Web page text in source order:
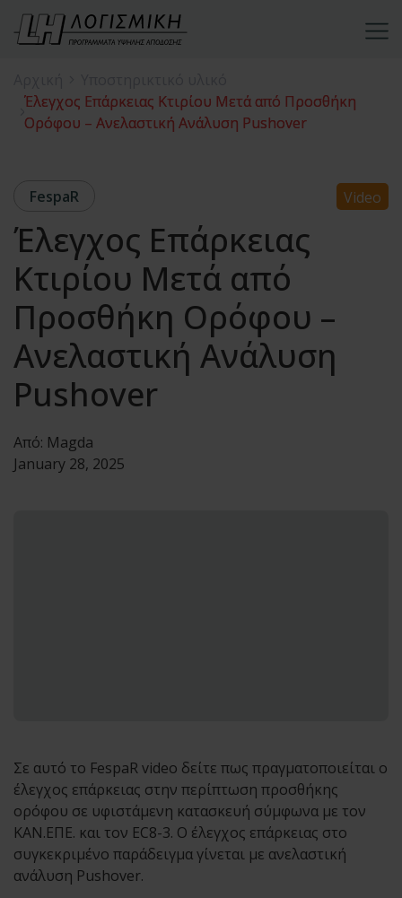
Έλεγχος Επάρκειας Κτιρίου Μετά από Προσθήκη
Ορόφου – Ανελαστική Ανάλυση Pushover
FespaR Video
Έλεγχος Επάρκειας
Κτιρίου Μετά από
Προσθήκη Ορόφου –
Ανελαστική Ανάλυση
Pushover
Από: Magda
January 28, 2025
Σε αυτό το FespaR video δείτε πως πραγματοποιείται ο
έλεγχος επάρκειας στην περίπτωση προσθήκης
ορόφου σε υφιστάμενη κατασκευή σύμφωνα με τον
ΚΑΝ.ΕΠΕ. και τον EC8-3. Ο έλεγχος επάρκειας στο
συγκεκριμένο παράδειγμα γίνεται με ανελαστική
ανάλυση Pushover.